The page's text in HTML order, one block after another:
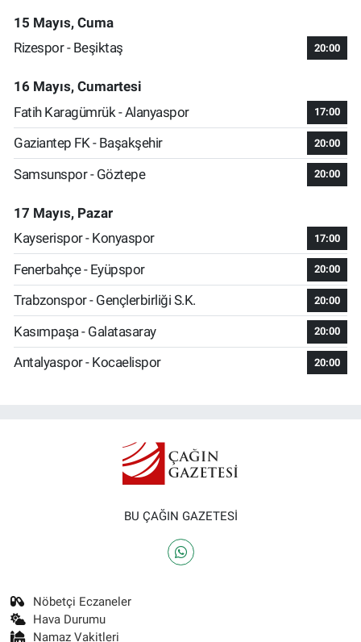
15 Mayıs, Cuma
Rizespor - Beşiktaş
20:00
16 Mayıs, Cumartesi
Fatih Karagümrük - Alanyaspor
17:00
Gaziantep FK - Başakşehir 20:00
Samsunspor - Göztepe 20:00
17 Mayıs, Pazar
Kayserispor - Konyaspor
17:00
Fenerbahçe - Eyüpspor 20:00
Trabzonspor - Gençlerbirliği S.K. 20:00
Kasımpaşa - Galatasaray 20:00
Antalyaspor - Kocaelispor 20:00
BU ÇAĞIN GAZETESİ
Nöbetçi Eczaneler
Hava Durumu
Namaz Vakitleri